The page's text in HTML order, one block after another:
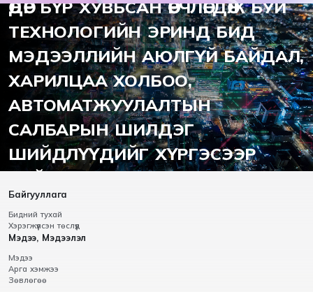
ӨДӨР БҮР ХУВЬСАН ӨӨРЧЛӨГДӨЖ БУЙ
ТЕХНОЛОГИЙН ЭРИНД БИД
МЭДЭЭЛЛИЙН АЮЛГҮЙ БАЙДАЛ,
ХАРИЛЦАА ХОЛБОО,
АВТОМАТЖУУЛАЛТЫН
САЛБАРЫН ШИЛДЭГ
ШИЙДЛҮҮДИЙГ ХҮРГЭСЭЭР
БАЙНА.
Байгууллага
Бидний тухай
Хэрэгжүүлсэн төслүүд
Мэдээ, Мэдээлэл
Мэдээ
Арга хэмжээ
Зөвлөгөө